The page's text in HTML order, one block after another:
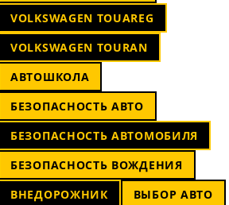
VOLKSWAGEN TOUAREG
VOLKSWAGEN TOURAN
АВТОШКОЛА
БЕЗОПАСНОСТЬ АВТО
БЕЗОПАСНОСТЬ АВТОМОБИЛЯ
БЕЗОПАСНОСТЬ ВОЖДЕНИЯ
ВНЕДОРОЖНИК
ВЫБОР АВТО